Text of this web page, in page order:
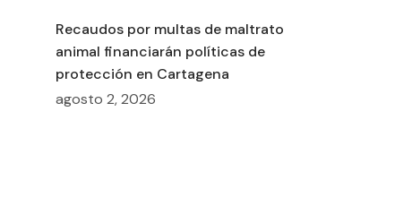
Recaudos por multas de maltrato
animal financiarán políticas de
protección en Cartagena
agosto 2, 2026